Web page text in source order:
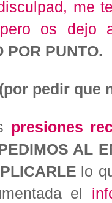
me
os dejo
POR PUNTO.
pedir que
presiones
AL
lo
el